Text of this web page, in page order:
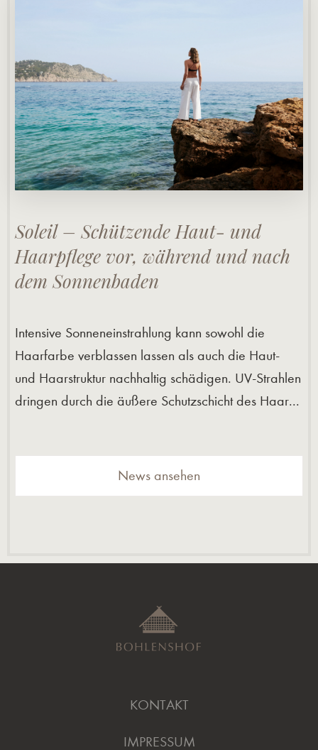
Soleil – Schützende Haut- und
Haarpflege vor, während und nach
dem Sonnenbaden
Intensive Sonneneinstrahlung kann sowohl die
Haarfarbe verblassen lassen als auch die Haut-
und Haarstruktur nachhaltig schädigen. UV-Strahlen
dringen durch die äußere Schutzschicht des Haar...
News ansehen
KONTAKT
IMPRESSUM